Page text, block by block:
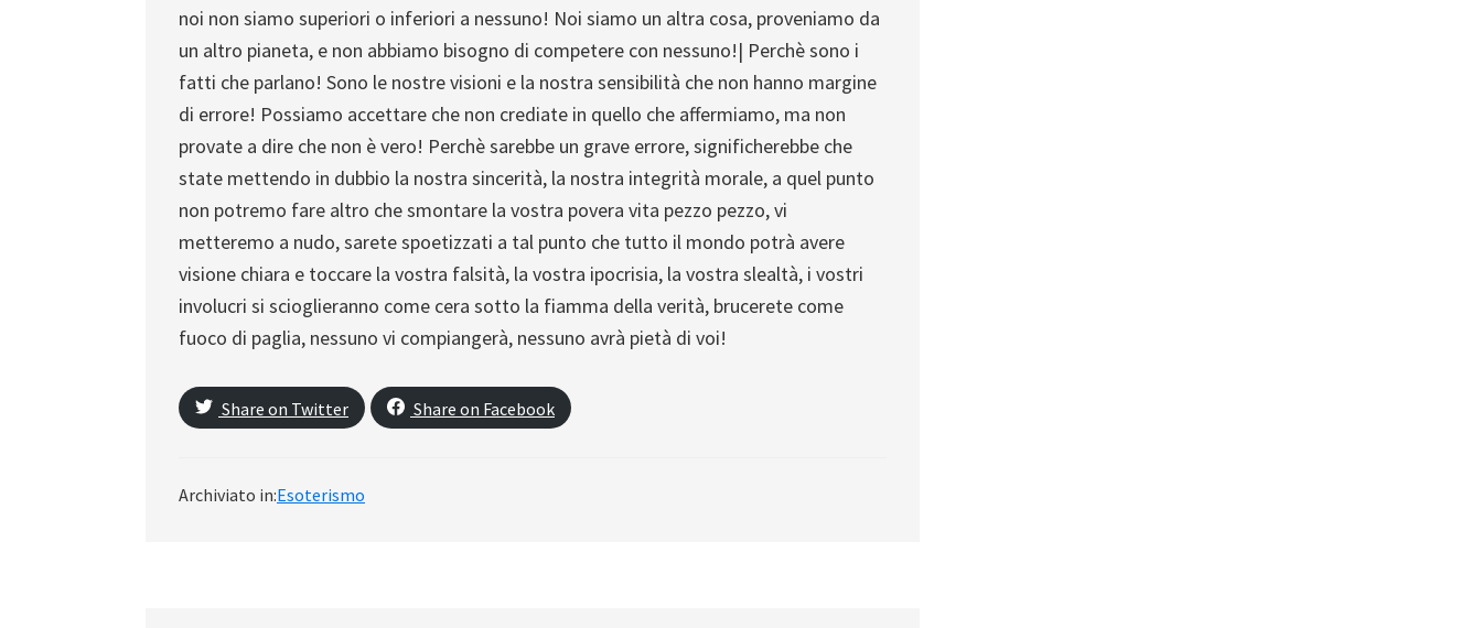
noi non siamo superiori o inferiori a nessuno! Noi siamo un altra cosa, proveniamo da
un altro pianeta, e non abbiamo bisogno di competere con nessuno!| Perchè sono i
fatti che parlano! Sono le nostre visioni e la nostra sensibilità che non hanno margine
di errore! Possiamo accettare che non crediate in quello che affermiamo, ma non
provate a dire che non è vero! Perchè sarebbe un grave errore, significherebbe che
state mettendo in dubbio la nostra sincerità, la nostra integrità morale, a quel punto
non potremo fare altro che smontare la vostra povera vita pezzo pezzo, vi
metteremo a nudo, sarete spoetizzati a tal punto che tutto il mondo potrà avere
visione chiara e toccare la vostra falsità, la vostra ipocrisia, la vostra slealtà, i vostri
involucri si scioglieranno come cera sotto la fiamma della verità, brucerete come
fuoco di paglia, nessuno vi compiangerà, nessuno avrà pietà di voi!
Share on Twitter Share on Facebook
Archiviato in:Esoterismo